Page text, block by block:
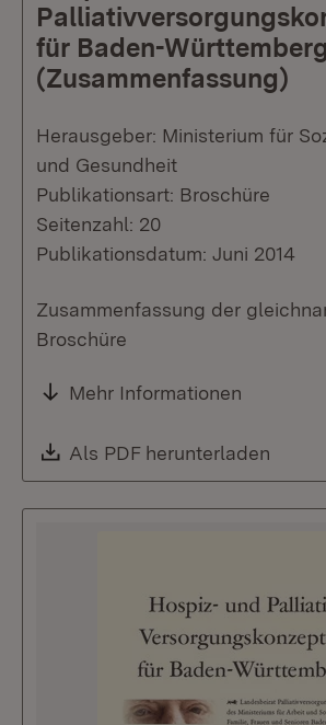
für Baden-Württemberg
(Zusammenfassung)
Herausgeber: Ministerium für
und Gesundheit
Publikationsart: Broschüre
Seitenzahl: 20
Publikationsdatum: Juni 2014
Zusammenfassung der
Broschüre
Mehr Informationen
Download:
Als PDF herunterladen